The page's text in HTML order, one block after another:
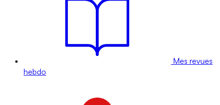
Mes revues
hebdo